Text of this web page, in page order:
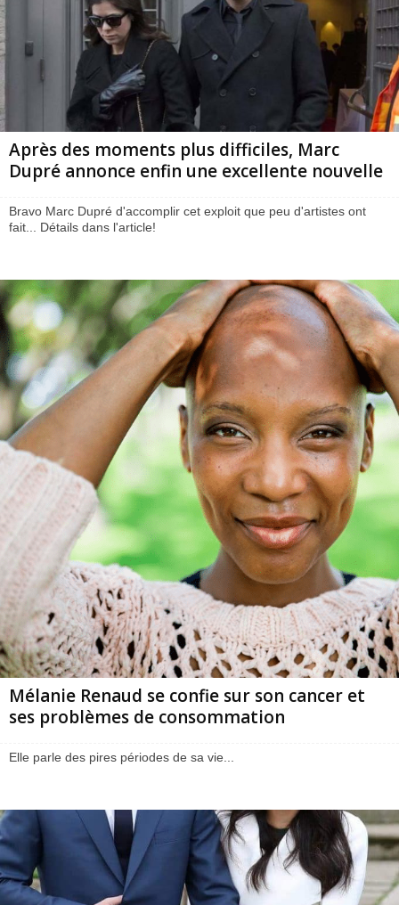
Après des moments plus difficiles, Marc
Dupré annonce enfin une excellente nouvelle
Bravo Marc Dupré d'accomplir cet exploit que peu d'artistes ont
fait... Détails dans l'article!
Mélanie Renaud se confie sur son cancer et
ses problèmes de consommation
Elle parle des pires périodes de sa vie...